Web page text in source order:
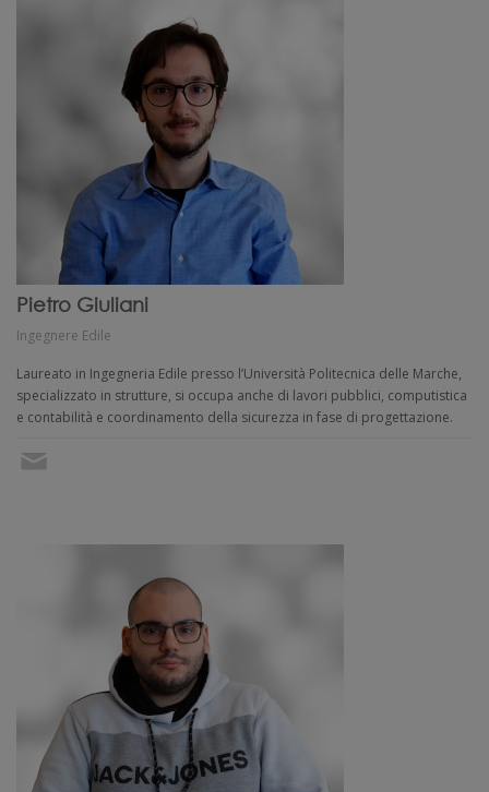
Pietro Giuliani
Ingegnere Edile
Laureato in Ingegneria Edile presso l’Università Politecnica delle Marche,
specializzato in strutture, si occupa anche di lavori pubblici, computistica
e contabilità e coordinamento della sicurezza in fase di progettazione.